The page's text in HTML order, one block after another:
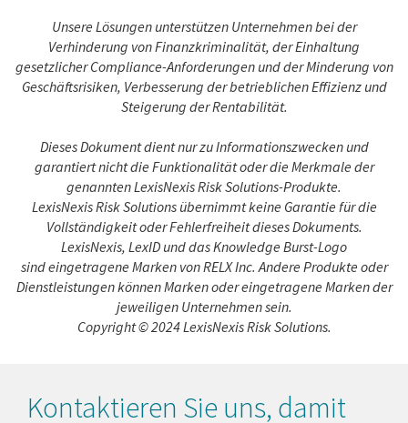
Unsere Lösungen unterstützen Unternehmen bei der
Verhinderung von Finanzkriminalität, der Einhaltung
gesetzlicher Compliance-Anforderungen und der Minderung von
Geschäftsrisiken, Verbesserung der betrieblichen Effizienz und
Steigerung der Rentabilität.
Dieses Dokument dient nur zu Informationszwecken und
garantiert nicht die Funktionalität oder die Merkmale der
genannten LexisNexis Risk Solutions-Produkte.
LexisNexis Risk Solutions übernimmt keine Garantie für die
Vollständigkeit oder Fehlerfreiheit dieses Dokuments.
LexisNexis, LexID und das Knowledge Burst-Logo
sind eingetragene Marken von RELX Inc. Andere Produkte oder
Dienstleistungen können Marken oder eingetragene Marken der
jeweiligen Unternehmen sein.
Copyright © 2024 LexisNexis Risk Solutions.
Kontaktieren Sie uns, damit